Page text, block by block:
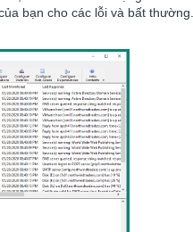
bạn cho các lỗi và bất